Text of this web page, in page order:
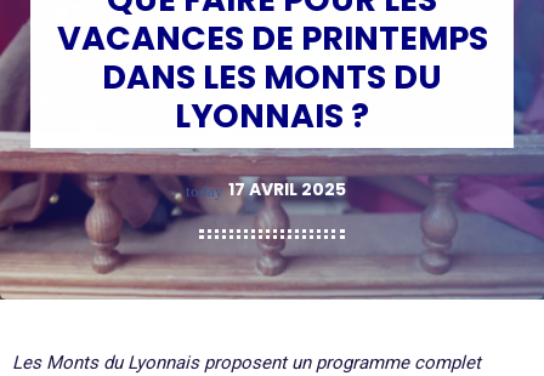
VACANCES DE PRINTEMPS
DANS LES MONTS DU
LYONNAIS ?
today 17 AVRIL 2025
Les Monts du Lyonnais proposent un programme complet